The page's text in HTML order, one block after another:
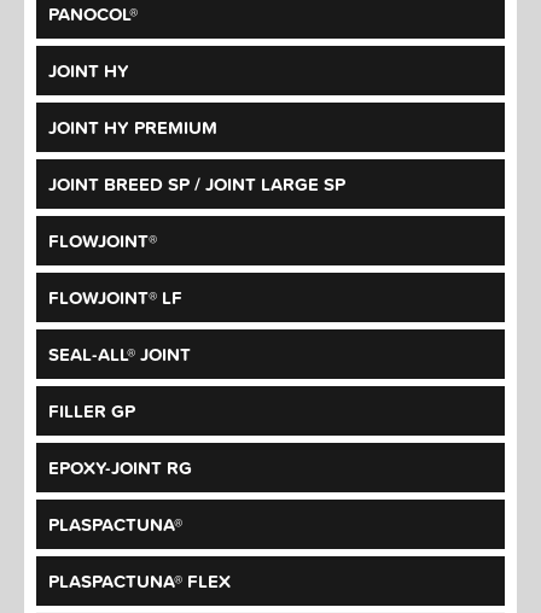
PANOCOL®
JOINT HY
JOINT HY PREMIUM
JOINT BREED SP / JOINT LARGE SP
FLOWJOINT®
FLOWJOINT® LF
SEAL-ALL® JOINT
FILLER GP
EPOXY-JOINT RG
PLASPACTUNA®
PLASPACTUNA® FLEX